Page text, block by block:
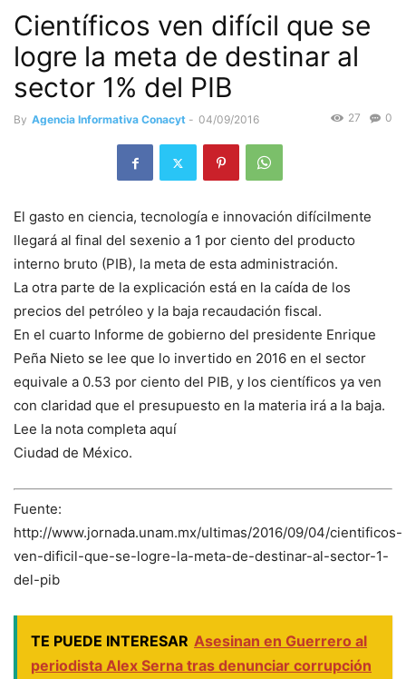
Científicos ven difícil que se
logre la meta de destinar al
sector 1% del PIB
By Agencia Informativa Conacyt - 04/09/2016 0
27
El gasto en ciencia, tecnología e innovación difícilmente
llegará al final del sexenio a 1 por ciento del producto
interno bruto (PIB), la meta de esta administración.
La otra parte de la explicación está en la caída de los
precios del petróleo y la baja recaudación fiscal.
En el cuarto Informe de gobierno del presidente Enrique
Peña Nieto se lee que lo invertido en 2016 en el sector
equivale a 0.53 por ciento del PIB, y los científicos ya ven
con claridad que el presupuesto en la materia irá a la baja.
Lee la nota completa aquí
Ciudad de México.
Fuente:
http://www.jornada.unam.mx/ultimas/2016/09/04/cientificos-
ven-dificil-que-se-logre-la-meta-de-destinar-al-sector-1-
del-pib
TE PUEDE INTERESAR Asesinan en Guerrero al
periodista Alex Serna tras denunciar corrupción